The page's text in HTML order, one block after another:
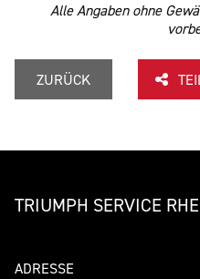
Alle Angaben ohne
ZURÜCK
TRIUMPH SERVICE
ADRESSE